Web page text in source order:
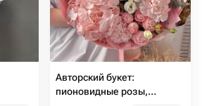
Авторский букет:
пионовидные розы,